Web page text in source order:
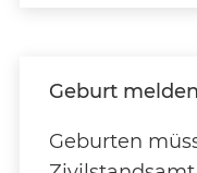
Geburt melden
Geburten